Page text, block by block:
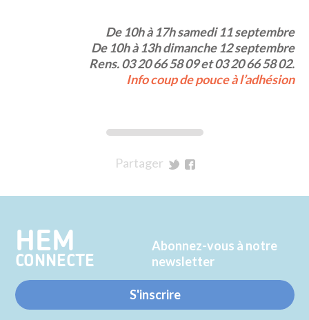
De 10h à 17h samedi 11 septembre
De 10h à 13h dimanche 12 septembre
Rens. 03 20 66 58 09 et 03 20 66 58 02.
Info coup de pouce à l’adhésion
Partager
Twitter
Facebook
HEM
CONNECTE
Abonnez-vous à notre
newsletter
S'inscrire